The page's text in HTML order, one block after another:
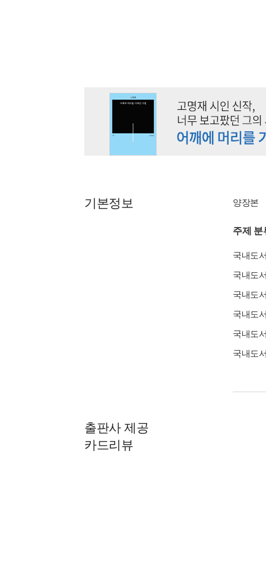
기본정보 양장본
주제 분
국내도
국내도
국내도
국내도
국내도
국내도
출판사 제공
카드리뷰